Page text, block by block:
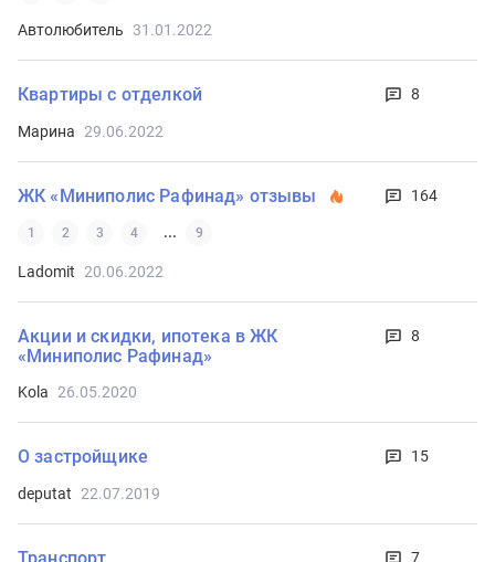
Автолюбитель 31.01.2022
Квартиры с отделкой 8
Марина 29.06.2022
ЖК «Миниполис Рафинад» отзывы
1 2 3 4 ... 9
164
Ladomit 20.06.2022
Акции и скидки, ипотека в ЖК
«Миниполис Рафинад»
8
Kola 26.05.2020
О застройщике 15
deputat 22.07.2019
7